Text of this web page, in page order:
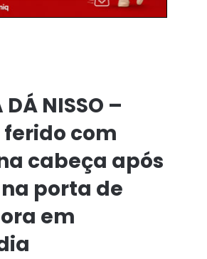
NISSO –
ferido com
cabeça após
porta de
em